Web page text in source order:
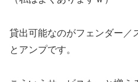
貸出可能なのがフェンダー／
とアンプです。